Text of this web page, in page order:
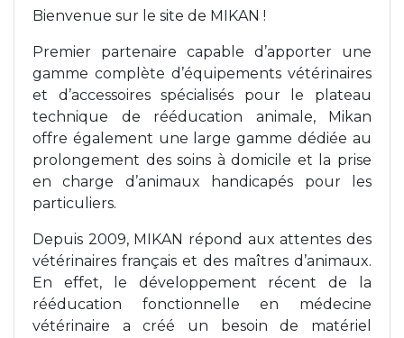
Bienvenue sur le site de MIKAN !
Premier partenaire capable d’apporter une
gamme complète d’équipements vétérinaires
et d’accessoires spécialisés pour le plateau
technique de rééducation animale, Mikan
offre également une large gamme dédiée au
prolongement des soins à domicile et la prise
en charge d’animaux handicapés pour les
particuliers.
Depuis 2009, MIKAN répond aux attentes des
vétérinaires français et des maîtres d’animaux.
En effet, le développement récent de la
rééducation fonctionnelle en médecine
vétérinaire a créé un besoin de matériel
Magneto
Radiofréquence
Cryothérapie
Lampe infrarouge
Tapis de course
Analyse biomécanique
Parcours de marche
Taping
Analyse biomécanique
Tapis de course
Les packs kiné
Compresse
Manteaux